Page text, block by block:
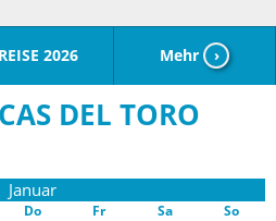
2026 Mehr ›
DEL TORO
Januar
Do Fr Sa So